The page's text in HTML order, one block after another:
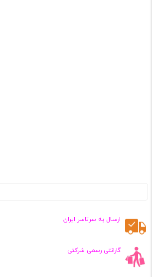
ارسـال به سرتاسر ایران
گارانتی رسمی شرکتی